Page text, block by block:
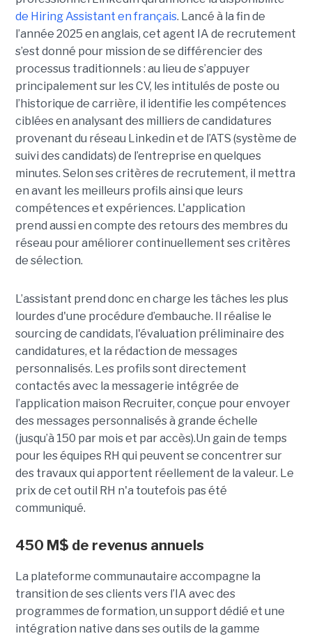
de Hiring Assistant en français. Lancé à la fin de
l’année 2025 en anglais, cet agent IA de recrutement
s’est donné pour mission de se différencier des
processus traditionnels : au lieu de s’appuyer
principalement sur les CV, les intitulés de poste ou
l’historique de carrière, il identifie les compétences
ciblées en analysant des milliers de candidatures
provenant du réseau Linkedin et de l’ATS (système de
suivi des candidats) de l’entreprise en quelques
minutes. Selon ses critères de recrutement, il mettra
en avant les meilleurs profils ainsi que leurs
compétences et expériences. L'application
prend aussi en compte des retours des membres du
réseau pour améliorer continuellement ses critères
de sélection.
L’assistant prend donc en charge les tâches les plus
lourdes d'une procédure d’embauche. Il réalise le
sourcing de candidats, l'évaluation préliminaire des
candidatures, et la rédaction de messages
personnalisés. Les profils sont directement
contactés avec la messagerie intégrée de
l’application maison Recruiter, conçue pour envoyer
des messages personnalisés à grande échelle
(jusqu’à 150 par mois et par accès).Un gain de temps
pour les équipes RH qui peuvent se concentrer sur
des travaux qui apportent réellement de la valeur. Le
prix de cet outil RH n'a toutefois pas été
communiqué.
450 M$ de revenus annuels
La plateforme communautaire accompagne la
transition de ses clients vers l’IA avec des
programmes de formation, un support dédié et une
intégration native dans ses outils de la gamme